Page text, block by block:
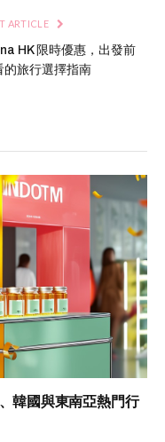
ARTICLE
HK 限時優惠，出發前
的旅行選擇指南
韓國與東南亞熱門行